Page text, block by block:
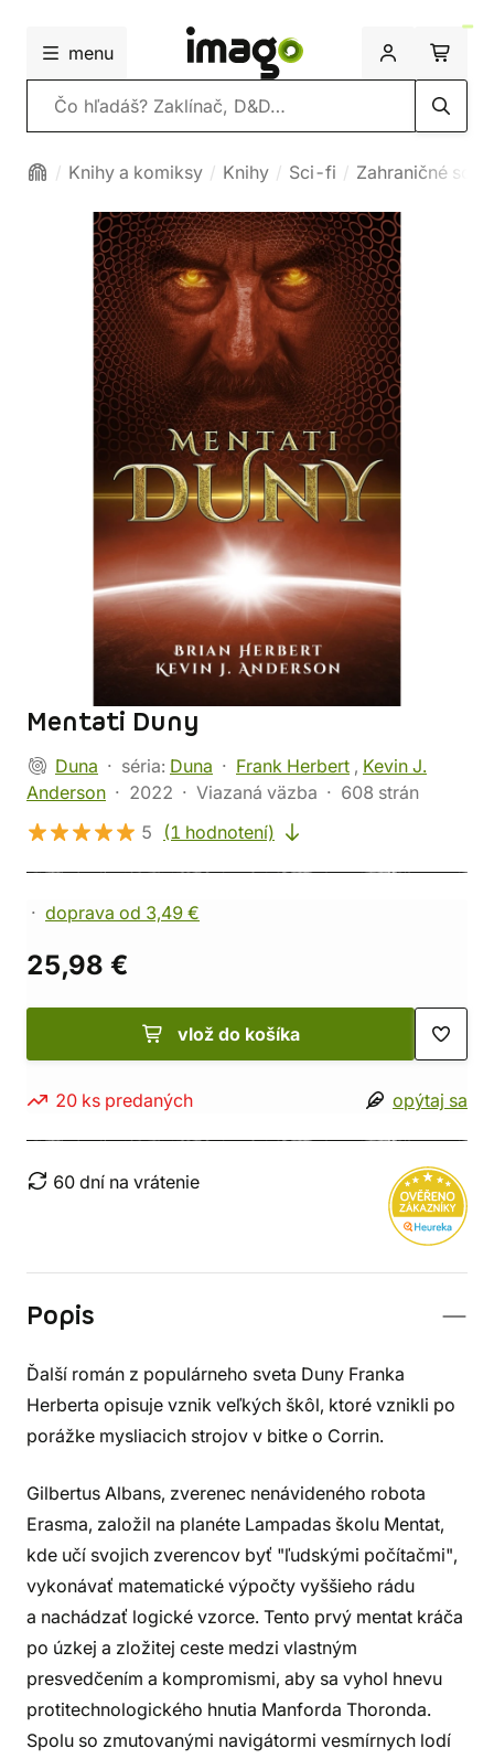
menu
Vyhľadávanie
Knihy a komiksy Knihy Sci-fi Zahraničné sci-
Mentati Duny
Duna séria: Duna Frank Herbert , Kevin J.
Anderson
2022 Viazaná väzba
608 strán
5
(1 hodnotení)
doprava od 3,49 €
25,98 €
vlož do košíka
20 ks predaných opýtaj sa
60 dní na vrátenie
Popis
Ďalší román z populárneho sveta Duny Franka
Herberta opisuje vznik veľkých škôl, ktoré vznikli po
porážke mysliacich strojov v bitke o Corrin.
Gilbertus Albans, zverenec nenávideného robota
Erasma, založil na planéte Lampadas školu Mentat,
kde učí svojich zverencov byť "ľudskými počítačmi",
vykonávať matematické výpočty vyššieho rádu
a nachádzať logické vzorce. Tento prvý mentat kráča
po úzkej a zložitej ceste medzi vlastným
presvedčením a kompromismi, aby sa vyhol hnevu
protitechnologického hnutia Manforda Thoronda.
Spolu so zmutovanými navigátormi vesmírnych lodí